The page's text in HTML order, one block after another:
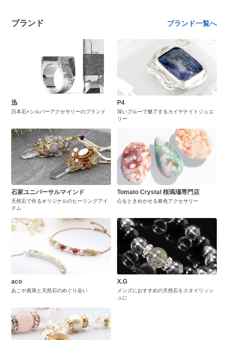
ブランド ブランド一覧へ
迅
日本石×シルバーアクセサリーのブランド
P4
深いブルーで魅了するカイヤナイトジュエ
リー
石家ユニバーサルマインド
天然石で作るオリジナルのヒーリングアイ
テム
Tomato Crystal 桜瑪瑙専門店
心をときめかせる春色アクセサリー
aco
あこや真珠と天然石のめぐり会い
X.G
メンズにおすすめの天然石をスタイリッシ
ュに